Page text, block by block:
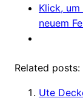
Klick,
neuem
Related posts:
Ute